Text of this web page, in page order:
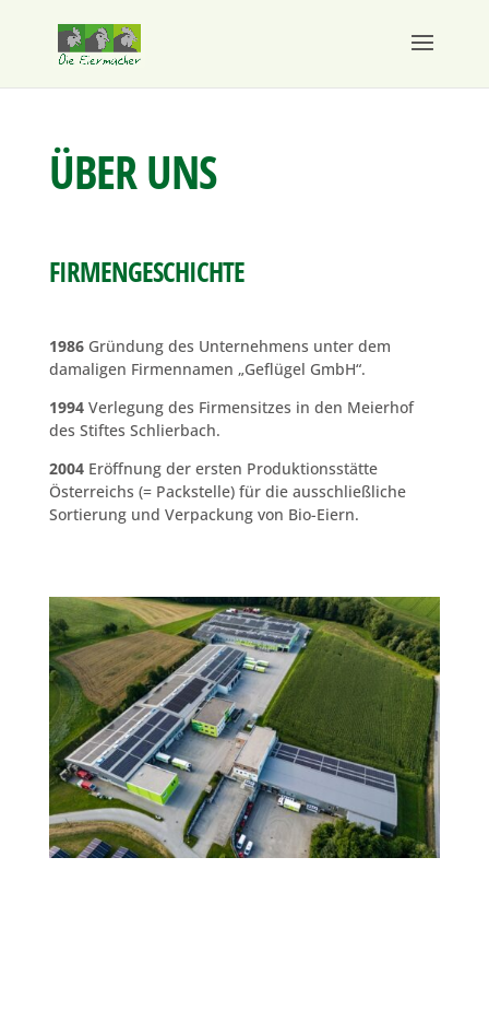
ÜBER UNS
FIRMENGESCHICHTE
1986Gründung des Unternehmens unter dem
damaligen Firmennamen „Geflügel GmbH“.
1994Verlegung des Firmensitzes in den Meierhof
des Stiftes Schlierbach.
2004Eröffnung der ersten Produktionsstätte
Österreichs (= Packstelle) für die ausschließliche
Sortierung und Verpackung von Bio-Eiern.